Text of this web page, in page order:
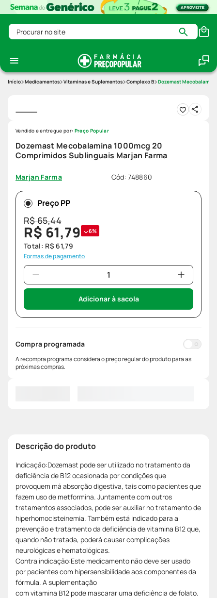
Procurar no site
Medicamentos Vitaminas e Suplementos Complexo B Dozemast
Dozemast Mecobalamina 1000mcg 20
Comprimidos Sublinguais Marjan Farma
Marjan Farma Cód:748860
Vendido e entregue por: Preço Popular
Preço PP
R$65,44
R$ 61,79 6%
Total: R$ 61,79
Formas de pagamento
Adicionar à sacola
Compra programada
A recompra programa considera o preço regular do produto para as
próximas compras.
Descrição do produto
Indicação:Dozemast pode ser utilizado no tratamento da
deficiência de B12 ocasionada por condições que
provoquem má absorção digestiva, tais como pacientes que
fazem uso de metformina. Juntamente com outros
tratamentos associados, pode ser auxiliar no tratamento de
hiperhomocisteinemia. Também está indicado para a
prevenção e tratamento da deficiência de vitamina B12 que,
quando não tratada, poderá causar complicações
neurológicas e hematológicas.
Contra indicação:Este medicamento não deve ser usado
por pacientes com hipersensibilidade aos componentes da
fórmula. A suplementação
com vitamina B12 pode mascarar uma deficiência de folato.